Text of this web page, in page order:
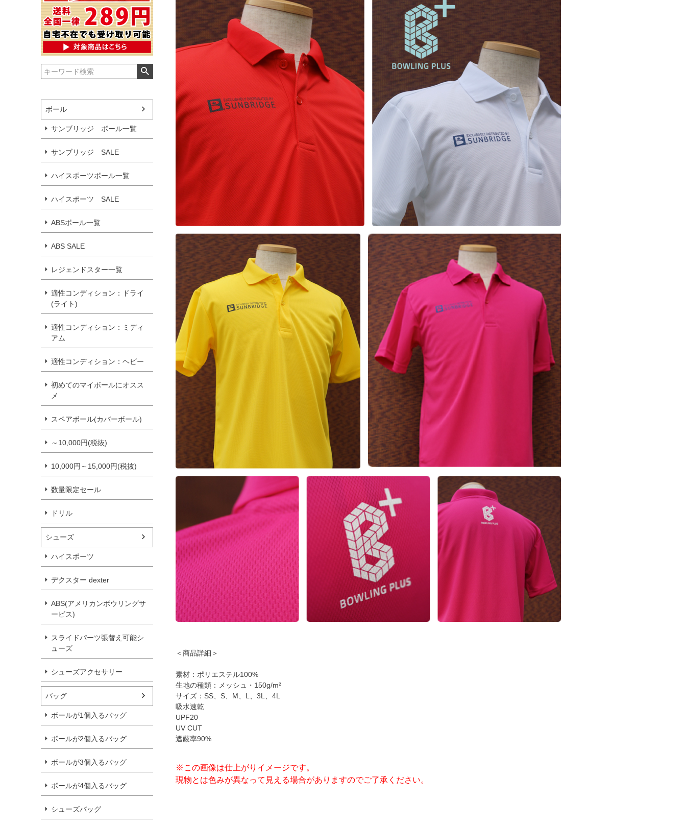
ボール
サンブリッジ ボール一覧
サンブリッジ SALE
ハイスポーツボール一覧
ハイスポーツ SALE
ABSボール一覧
ABS SALE
レジェンドスター一覧
適性コンディション：ドライ
(ライト)
適性コンディション：ミディ
アム
適性コンディション：ヘビー
初めてのマイボールにオスス
メ
スペアボール(カバーボール)
～10,000円(税抜)
10,000円～15,000円(税抜)
数量限定セール
ドリル
シューズ
ハイスポーツ
デクスター dexter
ABS(アメリカンボウリングサ
ービス)
スライドパーツ張替え可能シ
ューズ
シューズアクセサリー
バッグ
ボールが1個入るバッグ
ボールが2個入るバッグ
ボールが3個入るバッグ
ボールが4個入るバッグ
シューズバッグ
＜商品詳細＞
素材：ポリエステル100%
生地の種類：メッシュ・150g/m²
サイズ：SS、S、M、L、3L、4L
吸水速乾
UPF20
UV CUT
遮蔽率90%
※この画像は仕上がりイメージです。
現物とは色みが異なって見える場合がありますのでご了承ください。